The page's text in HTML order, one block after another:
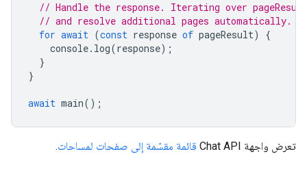
// Handle the response. Iterating over
// and resolve additional pages automatically.
for await (const response of pageResult)
{
console. log(response);
}
}
await main();
تعرض واجهة Chat API قائمة مقسّمة إلى صفحات لمساحات.